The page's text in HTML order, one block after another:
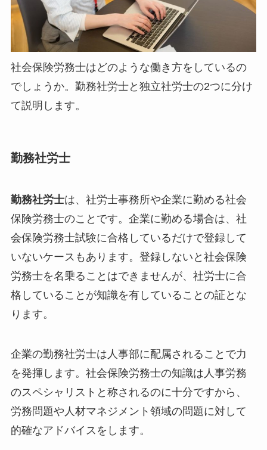
社会保険労務士はどのような働き方をしているの
でしょうか。勤務社労士と独立社労士の2つに分け
て説明します。
勤務社労士
勤務社労士は、社労士事務所や企業に勤める社会
保険労務士のことです。企業に勤める場合は、社
会保険労務士試験に合格しているだけで登録して
いないケースもあります。登録しないと社会保険
労務士を名乗ることはできませんが、社労士に合
格していることが知識を有していることの証とな
ります。
企業の勤務社労士は人事部に配属されることで力
を発揮します。社会保険労務士の知識は人事労務
のスペシャリストと称されるのに十分ですから、
労務問題や人材マネジメント領域の問題に対して
的確なアドバイスをします。